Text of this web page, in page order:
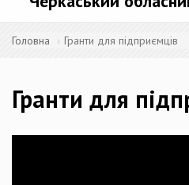
Головна Гранти для підприємців
Гранти для